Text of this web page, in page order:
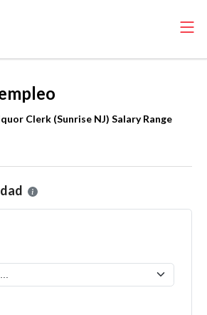
Clerk (Sunrise NJ) Salary Range
localidad en la que desea presentar una